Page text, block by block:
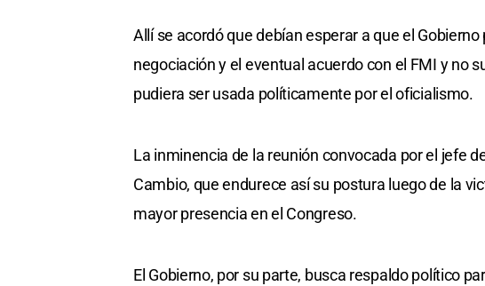
Allí se acordó que debían esperar a que el
negociación y el eventual acuerdo con el FMI y no
pudiera ser usada políticamente por el oficialismo.
La inminencia de la reunión convocada por el jefe
Cambio, que endurece así su postura luego de la
mayor presencia en el Congreso.
El Gobierno, por su parte, busca respaldo político